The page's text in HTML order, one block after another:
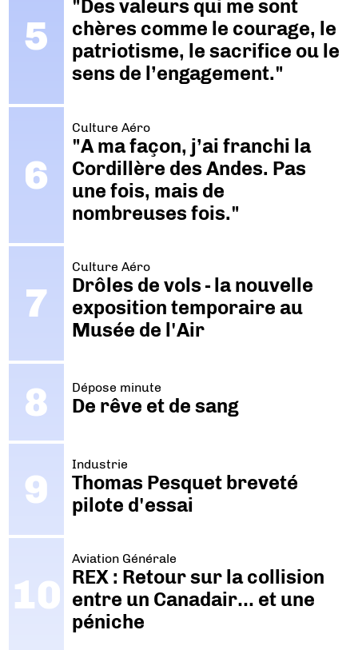
"Des valeurs qui me sont
chères comme le courage, le
patriotisme, le sacrifice ou le
sens de l’engagement."
Culture Aéro
"A ma façon, j’ai franchi la
Cordillère des Andes. Pas
une fois, mais de
nombreuses fois."
Culture Aéro
Drôles de vols - la nouvelle
exposition temporaire au
Musée de l'Air
Dépose minute
De rêve et de sang
Industrie
Thomas Pesquet breveté
pilote d'essai
Aviation Générale
REX : Retour sur la collision
entre un Canadair… et une
péniche